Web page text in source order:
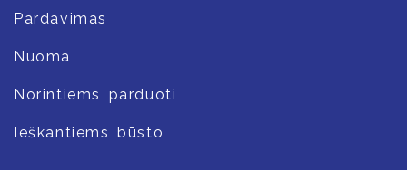
Pardavimas
Nuoma
Norintiems parduoti
Ieškantiems būsto